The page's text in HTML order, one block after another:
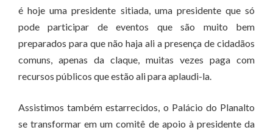
é hoje uma presidente sitiada, uma presidente que só
pode participar de eventos que são muito bem
preparados para que não haja ali a presença de cidadãos
comuns, apenas da claque, muitas vezes paga com
recursos públicos que estão ali para aplaudi-la.
Assistimos também estarrecidos, o Palácio do Planalto
se transformar em um comitê de apoio à presidente da